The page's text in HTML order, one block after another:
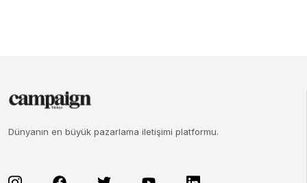
Dünyanın en büyük pazarlama iletişimi platformu.